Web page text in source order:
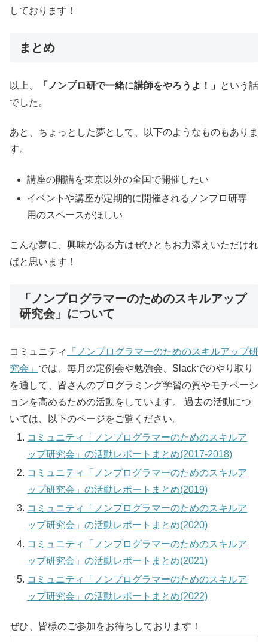
しております！
まとめ
以上、 「ノンプロ研で一緒に講師をやろうよ！」
という話
でした。
あと、ちょっとした夢として、以下のようなものもありま
す。
講座の開講を東京以外の全国で開催したい
イベントや講座が定期的に開催されるノンプロ研専
用のスペースがほしい
こんな夢に、興味がある方はぜひともお力添えいただけれ
ばと思います！
「ノンプログラマーのためのスキルアップ
研究会」について
コミュニティ
「ノンプログラマーのためのスキルアップ研
究会」 では、毎月の定例会や勉強会、Slackでのやり取り
を通して、皆さんのプログラミング学習の質やモチベーシ
ョンを高めるための活動をしています。 過去の活動につ
いては、以下のページをご覧ください。
コミュニティ「ノンプログラマーのためのスキルア
ップ研究会」の活動レポートまとめ(2017-2018)
コミュニティ「ノンプログラマーのためのスキルア
ップ研究会」の活動レポートまとめ(2019)
コミュニティ「ノンプログラマーのためのスキルア
ップ研究会」の活動レポートまとめ(2020)
コミュニティ「ノンプログラマーのためのスキルア
ップ研究会」の活動レポートまとめ(2021)
コミュニティ「ノンプログラマーのためのスキルア
ップ研究会」の活動レポートまとめ(2022)
ぜひ、皆様のご参加をお待ちしております！